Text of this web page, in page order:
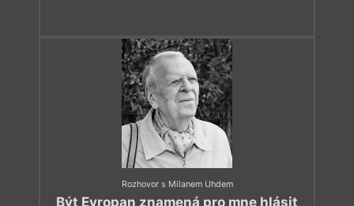
Rozhovor s Milanem Uhdem
Být Evropan znamená pro mne hlásit